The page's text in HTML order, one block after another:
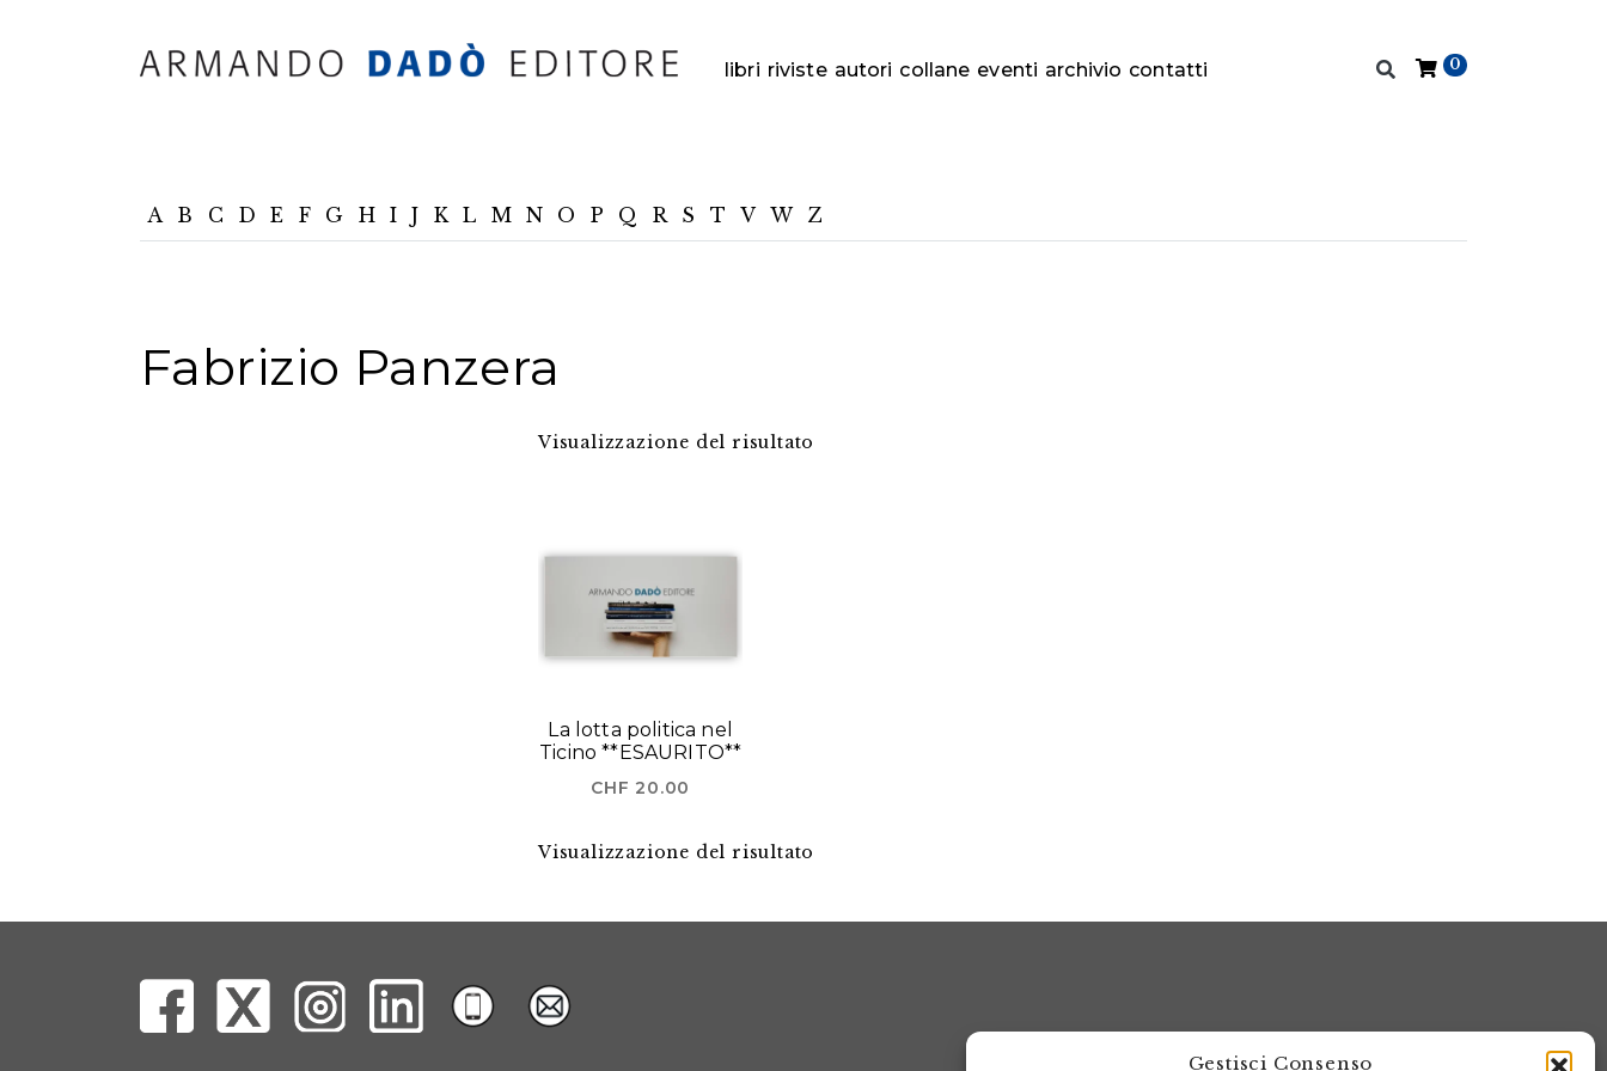
Gestisci Consenso
libri riviste autori collane eventi archivio contatti 0
A B C D E F G H I J K L M N O P Q R S T V W Z
Fabrizio Panzera
Visualizzazione del risultato
La lotta politica nel
Ticino **ESAURITO**
CHF 20.00
Visualizzazione del risultato